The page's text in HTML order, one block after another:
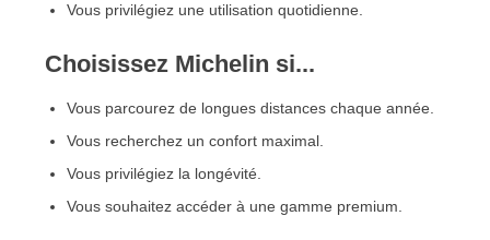
Vous privilégiez une utilisation quotidienne.
Choisissez Michelin si...
Vous parcourez de longues distances chaque année.
Vous recherchez un confort maximal.
Vous privilégiez la longévité.
Vous souhaitez accéder à une gamme premium.